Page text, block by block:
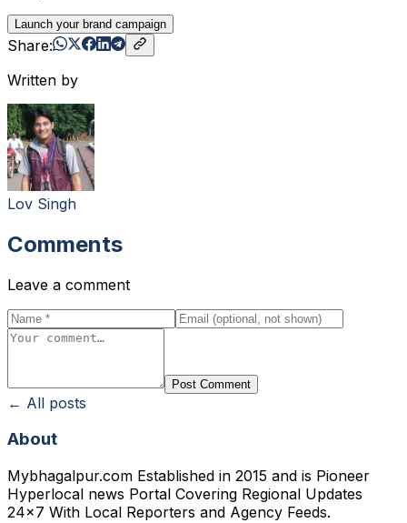
Launch your brand campaign
Share:
Written by
Lov Singh
Comments
Leave a comment
Post Comment
← All posts
About
Mybhagalpur.com Established in 2015 and is Pioneer
Hyperlocal news Portal Covering Regional Updates
24x7 With Local Reporters and Agency Feeds.